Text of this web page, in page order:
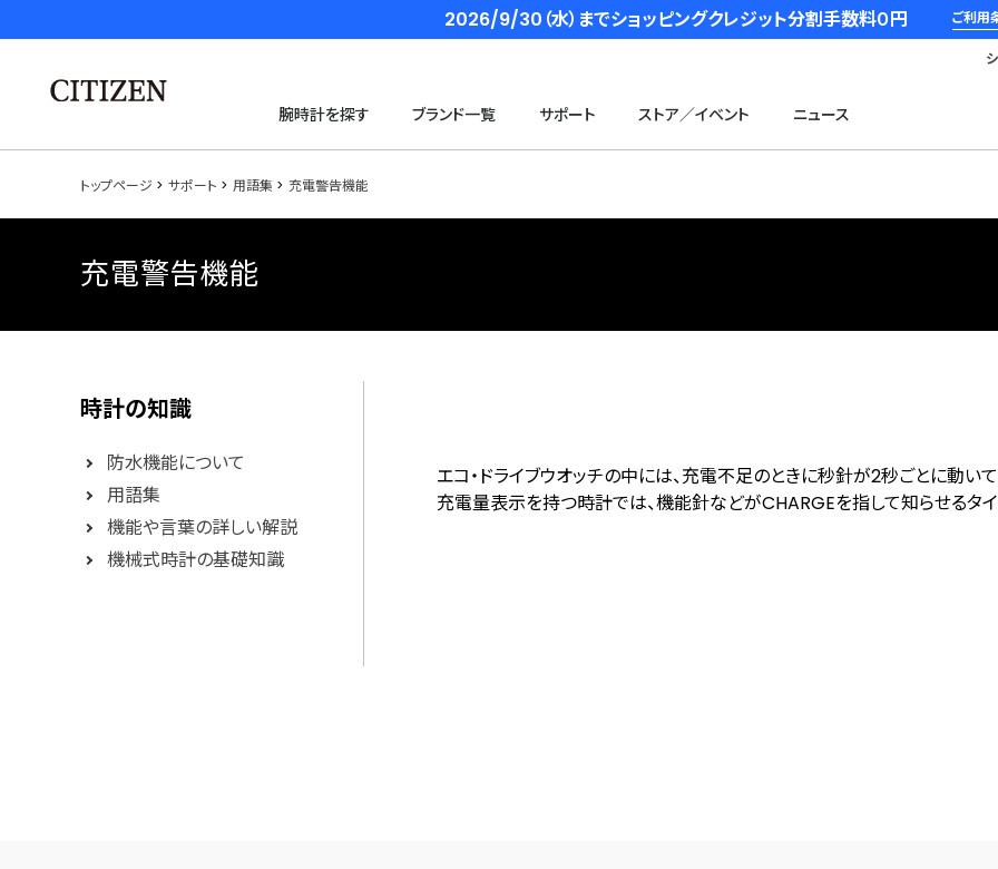
2026/9/30（水）までショッピングクレジット分割手数料０円 ご利用
腕時計を探す ブランド一覧 サポート ストア／イベント ニュース
トップページ サポート 用語集 充電警告機能
充電警告機能
時計の知識
防水機能について
用語集
機能や言葉の詳しい解説
機械式時計の基礎知識
エコ・ドライブウオッチの中には、充電不足のときに秒針が2秒ごとに動
充電量表示を持つ時計では、機能針などがCHARGEを指して知らせるタイ